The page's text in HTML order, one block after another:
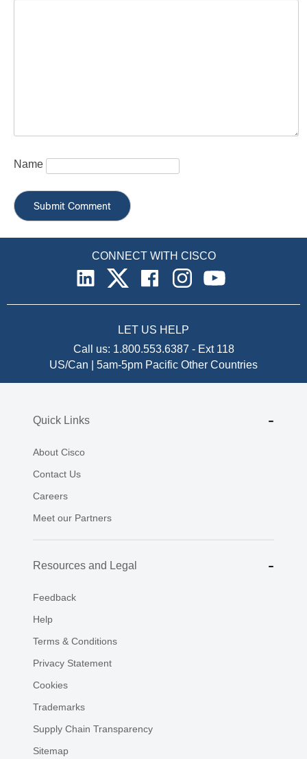
Name
CONNECT WITH CISCO
LET US HELP
Call us: 1.800.553.6387 - Ext 118
US/Can | 5am-5pm Pacific Other Countries